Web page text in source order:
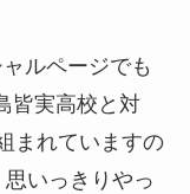
ルページでも
皆実高校と対
まれていますの
いっきりやっ